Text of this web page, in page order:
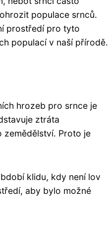
populace srnců.
prostředí pro tyto
populací v naší přírodě.
hrozeb pro srnce je
ztráta
zemědělství. Proto je
klidu, kdy není lov
aby bylo možné